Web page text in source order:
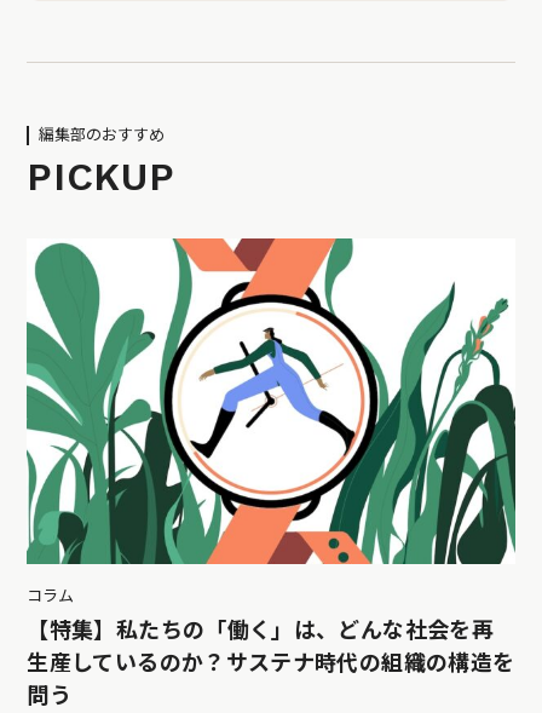
編集部のおすすめ
PICKUP
コラム
【特集】私たちの「働く」は、どんな社会を再
生産しているのか？サステナ時代の組織の構造を
問う